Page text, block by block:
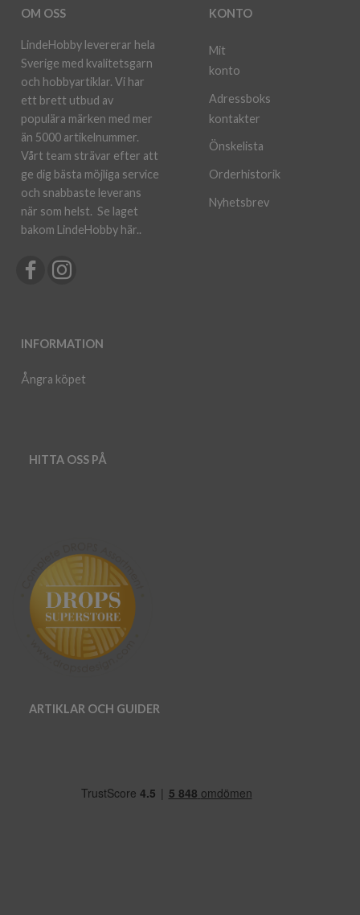
OM OSS
LindeHobby levererar hela
Sverige med kvalitetsgarn
och hobbyartiklar. Vi har
ett brett utbud av
populära märken med mer
än 5000 artikelnummer.
Vårt team strävar efter att
ge dig bästa möjliga service
och snabbaste leverans
när som helst. Se laget
bakom LindeHobby här..
INFORMATION
Ångra köpet
KONTO
Mit
konto
Adressboks
kontakter
Önskelista
Orderhistorik
Nyhetsbrev
HITTA OSS PÅ
ARTIKLAR OCH GUIDER